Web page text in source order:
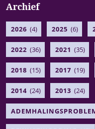
Archief
2026 (4) 2025 (6)
2022 (36) 2021 (35)
2018 (15) 2017 (19)
2014 (24) 2013 (24)